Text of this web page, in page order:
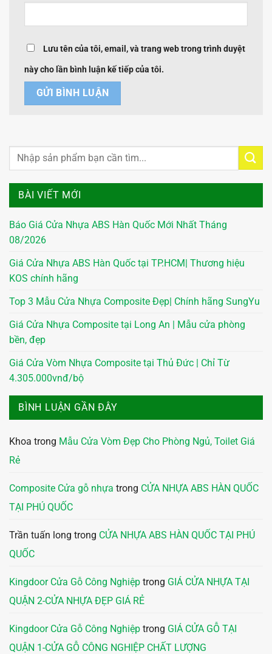
BÀI VIẾT MỚI
Báo Giá Cửa Nhựa ABS Hàn Quốc Mới Nhất Tháng
08/2026
Giá Cửa Nhựa ABS Hàn Quốc tại TP.HCM| Thương hiệu
KOS chính hãng
Top 3 Mẫu Cửa Nhựa Composite Đẹp| Chính hãng SungYu
Giá Cửa Nhựa Composite tại Long An | Mẫu cửa phòng
bền, đẹp
Giá Cửa Vòm Nhựa Composite tại Thủ Đức | Chỉ Từ
4.305.000vnđ/bộ
BÌNH LUẬN GẦN ĐÂY
Khoa trong Mẫu Cửa Vòm Đẹp Cho Phòng Ngủ, Toilet Giá
Rẻ
Composite Cửa gỗ nhựa trong CỬA NHỰA ABS HÀN QUỐC
TẠI PHÚ QUỐC
Trần tuấn long trong CỬA NHỰA ABS HÀN QUỐC TẠI PHÚ
QUỐC
Kingdoor Cửa Gỗ Công Nghiệp trong GIÁ CỬA NHỰA TẠI
QUẬN 2-CỬA NHỰA ĐẸP GIÁ RẺ
Kingdoor Cửa Gỗ Công Nghiệp trong GIÁ CỬA GỖ TẠI
QUẬN 1-CỬA GỖ CÔNG NGHIỆP CHẤT LƯỢNG
Lưu tên của tôi, email, và trang web trong trình duyệt
này cho lần bình luận kế tiếp của tôi.